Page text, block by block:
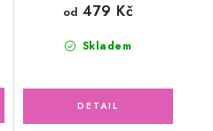
Skladem
od 479 Kč